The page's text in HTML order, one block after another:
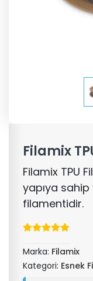
Filamix
Filamix TPU
yapıya sahip
filamentidir.
Marka: Filamix
Kategori: Esnek